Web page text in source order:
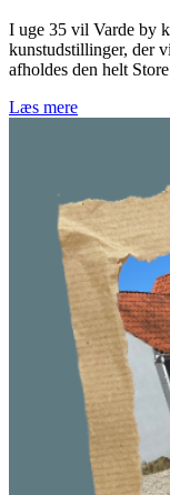
I uge 35 vil Varde by
kunstudstillinger, der
afholdes den helt
Læs mere